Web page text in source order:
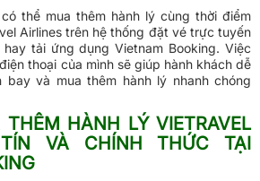
thể mua thêm hành lý cùng thời điểm
Airlines trên hệ thống đặt vé trực tuyến
hay tải ứng dụng Vietnam Booking. Việc
thoại của mình sẽ giúp hành khách dễ
bay và mua thêm hành lý nhanh chóng
HÀNH LÝ VIETRAVEL
VÀ CHÍNH THỨC TẠI